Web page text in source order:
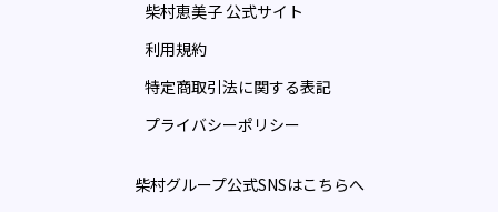
柴村恵美子 公式サイト
利用規約
特定商取引法に関する表記
プライバシーポリシー
柴村グループ公式SNSはこちらへ